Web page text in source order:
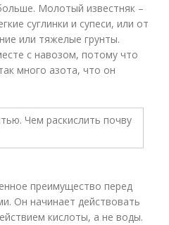
Молотый известняк –
суглинки и супеси, или от
или тяжелые грунты.
с навозом, потому что
много азота, что он
преимущество перед
Он начинает действовать
кислоты, а не воды.